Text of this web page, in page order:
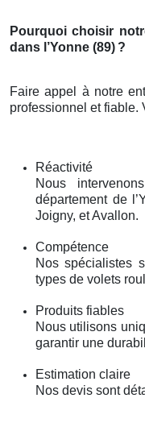
Pourquoi choisir
dans l’Yonne (89) ?
Faire appel à notre
professionnel et fiable.
Réactivité
Nous
département de
Joigny, et Avallon.
Compétence
Nos spécialistes
types de volets
Produits fiables
Nous utilisons
garantir une
Estimation claire
Nos devis sont